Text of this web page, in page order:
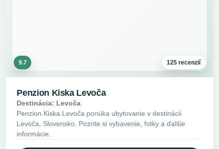
9.7 125 recenzií
Penzion Kiska Levoča
Destinácia: Levoča
Penzion Kiska Levoča ponúka ubytovanie v destinácii
Levoča, Slovensko. Pozrite si vybavenie, fotky a ďalšie
informácie.